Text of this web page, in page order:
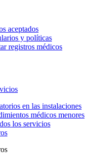
aceptados
y políticas
registros médicos
en las instalaciones
médicos menores
los servicios